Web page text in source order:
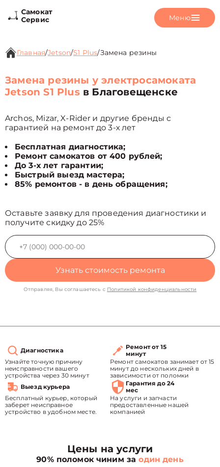
Самокат
Сервис
Меню
Главная/Jetson/S1 Plus/Замена резины
Замена резины у электросамоката
Jetson S1 Plus в Благовещенске
Archos, Mizar, X-Rider и другие бренды с
гарантией на ремонт до 3-х лет
Бесплатная диагностика;
Ремонт самокатов от 400 рублей;
До 3-х лет гарантии;
Быстрый выезд мастера;
85% ремонтов - в день обращения;
Оставьте заявку для проведения диагностики и
получите скидку до 25%
Узнать стоимость ремонта
Отправляя, Вы соглашаетесь с Политикой конфиденциальности
Диагностика
Узнайте точную причину
неисправности вашего
устройства через 30 минут
Ремонт от 15
минут
Ремонт самокатов занимает от 15
минут до нескольких дней в
зависимости от поломки
Выезд курьера
Бесплатный курьер, который
заберет неисправное
устройство в удобном месте.
Гарантия до 24
мес
На услуги и запчасти
предоставленные нашей
компанией
Цены на услуги
90% поломок чиним заодин день